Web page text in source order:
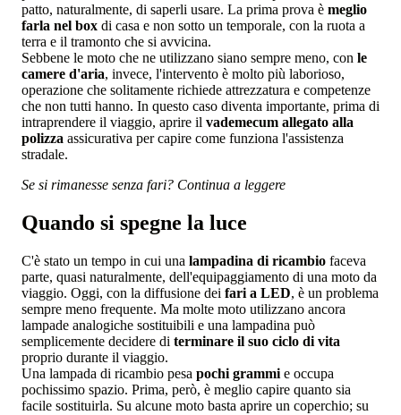
patto, naturalmente, di saperli usare. La prima prova è meglio
farla nel box di casa e non sotto un temporale, con la ruota a
terra e il tramonto che si avvicina.
Sebbene le moto che ne utilizzano siano sempre meno, con le
camere d'aria, invece, l'intervento è molto più laborioso,
operazione che solitamente richiede attrezzatura e competenze
che non tutti hanno. In questo caso diventa importante, prima di
intraprendere il viaggio, aprire il vademecum allegato alla
polizza assicurativa per capire come funziona l'assistenza
stradale.
Se si rimanesse senza fari? Continua a leggere
Quando si spegne la luce
C'è stato un tempo in cui una lampadina di ricambio faceva
parte, quasi naturalmente, dell'equipaggiamento di una moto da
viaggio. Oggi, con la diffusione dei fari a LED, è un problema
sempre meno frequente. Ma molte moto utilizzano ancora
lampade analogiche sostituibili e una lampadina può
semplicemente decidere di terminare il suo ciclo di vita
proprio durante il viaggio.
Una lampada di ricambio pesa pochi grammi e occupa
pochissimo spazio. Prima, però, è meglio capire quanto sia
facile sostituirla. Su alcune moto basta aprire un coperchio; su